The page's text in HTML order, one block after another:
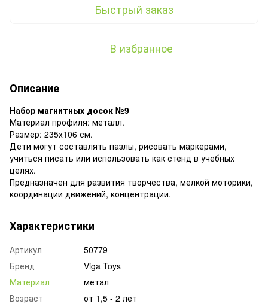
Быстрый заказ
В избранное
Описание
Набор магнитных досок №9
Материал профиля: металл.
Размер: 235х106 см.
Дети могут составлять пазлы, рисовать маркерами,
учиться писать или использовать как стенд в учебных
целях.
Предназначен для развития творчества, мелкой моторики,
координации движений, концентрации.
Характеристики
Артикул
50779
Бренд
Viga Toys
Материал
метал
Возраст
от 1,5 - 2 лет